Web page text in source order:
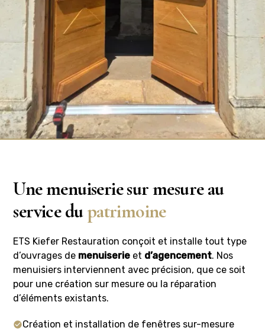
Une menuiserie sur mesure au
service dupatrimoine
ETS Kiefer Restauration conçoit et installe tout type
d’ouvrages de menuiserie et d’agencement. Nos
menuisiers interviennent avec précision, que ce soit
pour une création sur mesure ou la réparation
d’éléments existants.
Création et installation de fenêtres sur-mesure